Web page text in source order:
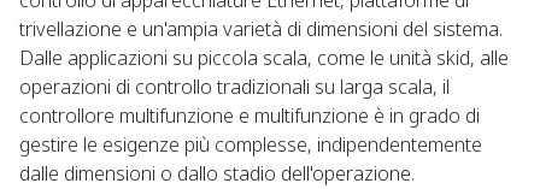
trivellazione e un'ampia varietà di dimensioni del sistema.
Dalle applicazioni su piccola scala, come le unità skid, alle
operazioni di controllo tradizionali su larga scala, il
controllore multifunzione e multifunzione è in grado di
gestire le esigenze più complesse, indipendentemente
dalle dimensioni o dallo stadio dell'operazione.